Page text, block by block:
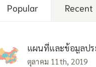
Popular Recent
แผนที่และข้อมูลปร
ตุลาคม 11th, 2019